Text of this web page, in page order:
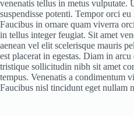
venenatis tellus in metus vulputate.
suspendisse potenti. Tempor orci
Faucibus in ornare quam viverra
in tellus integer feugiat. Sit amet
aenean vel elit scelerisque mauris
est placerat in egestas. Diam in
tristique sollicitudin nibh sit amet
tempus. Venenatis a condimentum
Faucibus nisl tincidunt eget nullam